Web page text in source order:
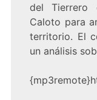
del Tierrero
Caloto para
territorio. El
un análisis